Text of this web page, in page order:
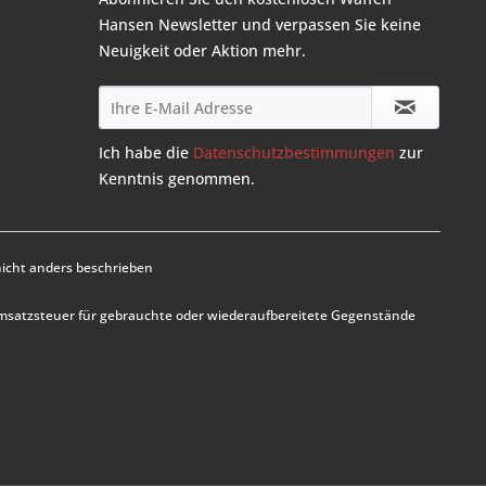
Hansen Newsletter und verpassen Sie keine
Neuigkeit oder Aktion mehr.
Ich habe die Datenschutzbestimmungen zur
Kenntnis genommen.
anders beschrieben
für gebrauchte oder wiederaufbereitete Gegenstände